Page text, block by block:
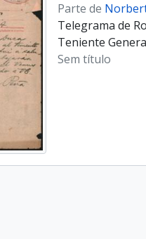
Parte de
Telegrama de
Teniente
Sem título